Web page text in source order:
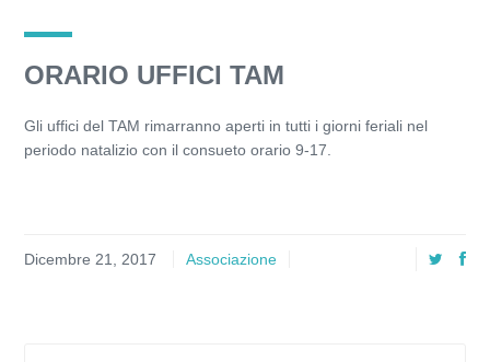
ORARIO UFFICI TAM
Gli uffici del TAM rimarranno aperti in tutti i giorni feriali nel
periodo natalizio con il consueto orario 9-17.
Dicembre 21, 2017 Associazione